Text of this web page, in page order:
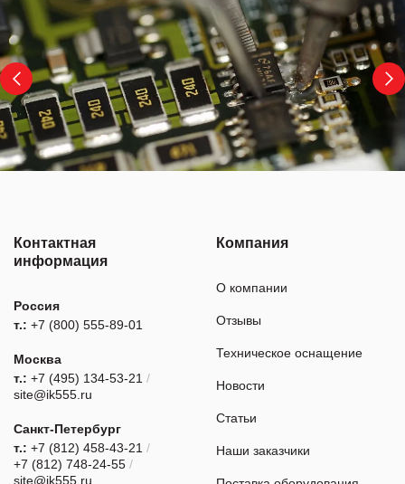
Контактная
информация
Россия
т.: +7 (800) 555-89-01
Москва
т.: +7 (495) 134-53-21 /
site@ik555.ru
Санкт-Петербург
т.: +7 (812) 458-43-21 /
+7 (812) 748-24-55 /
site@ik555.ru
Компания
О компании
Отзывы
Техническое оснащение
Новости
Статьи
Наши заказчики